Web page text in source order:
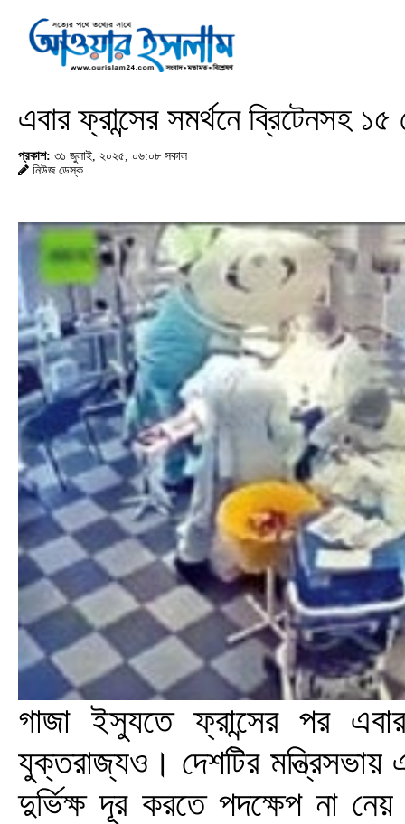
এবার ফ্রান্সের সমর্থনে ব্রিটেনসহ
প্রকাশ: ৩১ জুলাই, ২০২৫, ০৬:০৮ সকাল
নিউজ ডেস্ক
গাজা ইস্যুতে ফ্রান্সের পর
যুক্তরাজ্যও। দেশটির
দুর্ভিক্ষ দূর করতে পদক্ষেপ না